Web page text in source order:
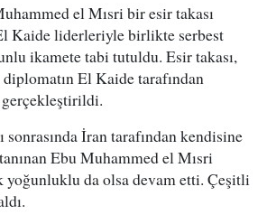
el Mısri bir esir takası
Kaide liderleriyle birlikte serbest
ikamete tabi tutuldu. Esir takası,
El Kaide tarafından
gerçekleştirildi.
sonrasında İran tarafından kendisine
Ebu Muhammed el Mısri
yoğunluklu da olsa devam etti. Çeşitli